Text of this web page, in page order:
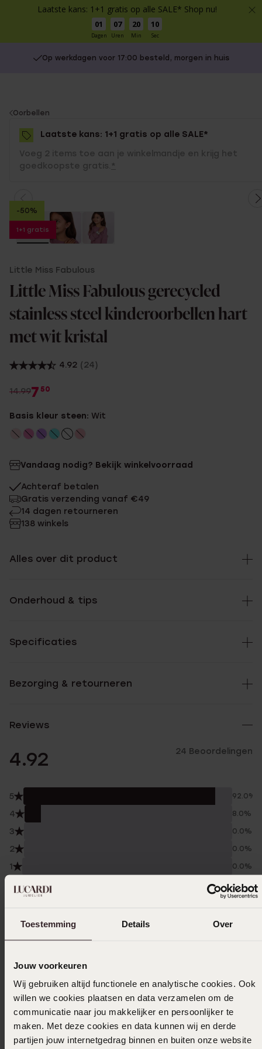
Laatste kans: 1+1 gratis op alle SALE* Shop nu!
01
Dagen
07
Uren
20
Min
10
Sec
Toestemming Details Over
Jouw voorkeuren
Wij gebruiken altijd functionele en analytische cookies. Ook
willen we cookies plaatsen en data verzamelen om de
communicatie naar jou makkelijker en persoonlijker te
maken. Met deze cookies en data kunnen wij en derde
partijen jouw internetgedrag binnen en buiten onze website
Op werkdagen voor 17:00 besteld, morgen in huis
You
are
here:
Oorbellen
Laatste kans: 1+1 gratis op alle SALE*
Voeg 2 items toe aan je winkelmandje en krijg het
goedkoopste gratis. *
-50%
1+1 gratis
Little Miss Fabulous
Little Miss Fabulous gerecycled
stainless steel kinderoorbellen hart
met wit kristal
4.92 (24)
14.997 50
Basis kleur steen: Wit
Vandaag nodig? Bekijk winkelvoorraad
Achteraf betalen
Gratis verzending vanaf €49
14 dagen retourneren
138 winkels
Alles over dit product
Onderhoud & tips
Specificaties
Bezorging & retourneren
Reviews
4.92 24 Beoordelingen
5 92.0%
4 8.0%
3 0.0%
2 0.0%
1 0.0%
Verzameld onder de
van
Filter
heel mooi en goed